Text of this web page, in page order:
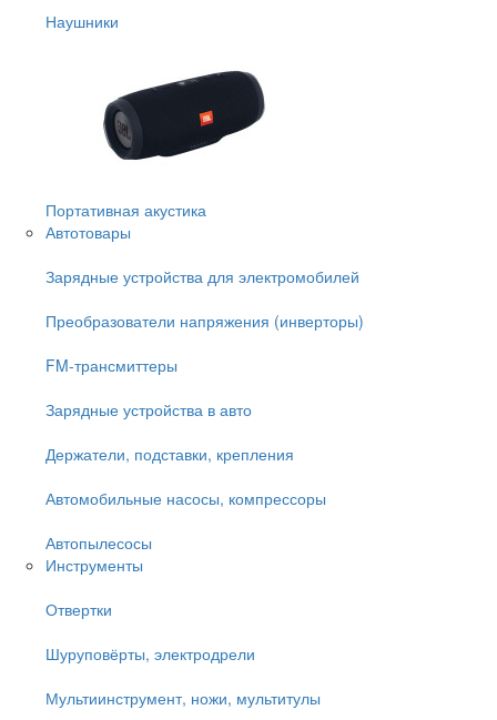
Наушники
Портативная акустика
Автотовары
Зарядные устройства для электромобилей
Преобразователи напряжения (инверторы)
FM-трансмиттеры
Зарядные устройства в авто
Держатели, подставки, крепления
Автомобильные насосы, компрессоры
Автопылесосы
Инструменты
Отвертки
Шуруповёрты, электродрели
Мультиинструмент, ножи, мультитулы